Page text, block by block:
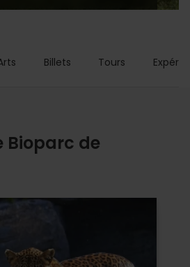
Billets Tours
Bioparc de